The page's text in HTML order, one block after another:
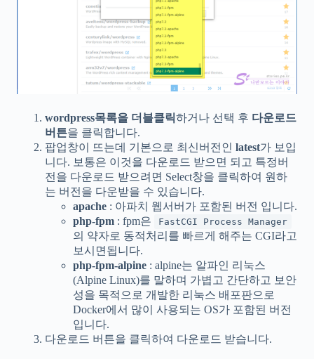
wordpress목록을 더블클릭하거나 선택 후 다운로드
버튼을 클릭합니다.
팝업창이 뜨는데 기본으로 최신버전인 latest가 보입
니다. 보통은 이것을 다운로드 받으면 되고 특정버
전을 다운로드 받으려면 Select창을 클릭하여 원하
는 버전을 다운받을 수 있습니다.
apache : 아파치 웹서버가 포함된 버전 입니다.
php-fpm : fpm은 FastCGI Process Manager
의 약자로 동적처리를 빠르게 해주는 CGI라고
보시면됩니다.
php-fpm-alpine : alpine는 알파인 리눅스
(Alpine Linux)를 말하며 가볍고 간단하고 보안
성을 목적으로 개발한 리눅스 배포판으로
Docker에서 많이 사용되는 OS가 포함된 버전
입니다.
다운로드 버튼을 클릭하여 다운로드 받습니다.